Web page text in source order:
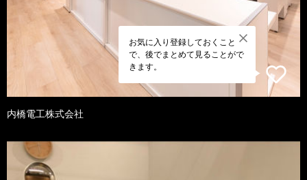
お気に入り登録しておくこと
で、後でまとめて見ることがで
きます。
内橋電工株式会社